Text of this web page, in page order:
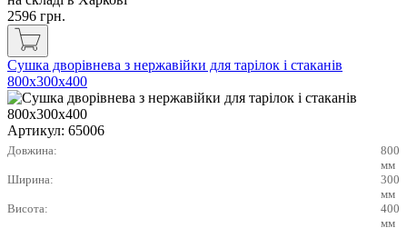
2596 грн.
Сушка дворівнева з нержавійки для тарілок і стаканів
800х300х400
Артикул: 65006
Довжина:
800
мм
Ширина:
300
мм
Висота:
400
мм